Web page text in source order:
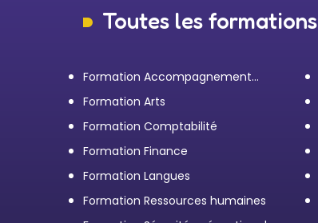
Toutes les formations
Formation Accompagnement
personnel et Bilan de
compétences
Formation Arts
Formation Comptabilité
Formation Finance
Formation Langues
Formation Ressources humaines